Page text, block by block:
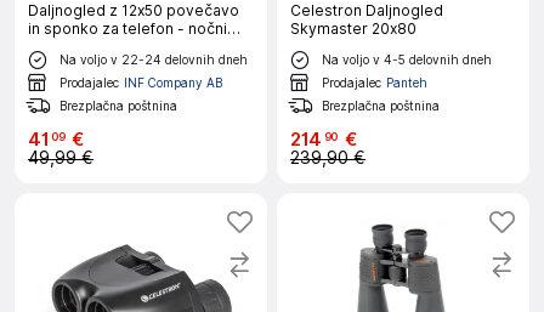
Daljnogled z 12x50 povečavo
in sponko za telefon - nočni
vid, HD optika
Na voljo v 22-24 delovnih dneh
Prodajalec INF Company AB
Brezplačna poštnina
41 09 €
49,99 €
Celestron Daljnogled
Skymaster 20x80
Na voljo v 4-5 delovnih dneh
Prodajalec Panteh
Brezplačna poštnina
214 90 €
239,90 €